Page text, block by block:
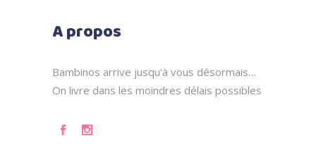
A propos
Bambinos arrive jusqu'à vous désormais…
On livre dans les moindres délais possibles